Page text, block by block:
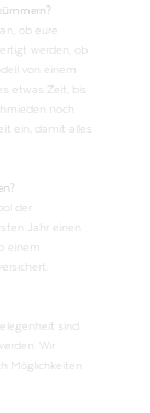
ob eure
werden, ob
von einem
etwas Zeit, bis
noch
ein, damit alles
der
Jahr einen
einem
sind.
Wir
Möglichkeiten